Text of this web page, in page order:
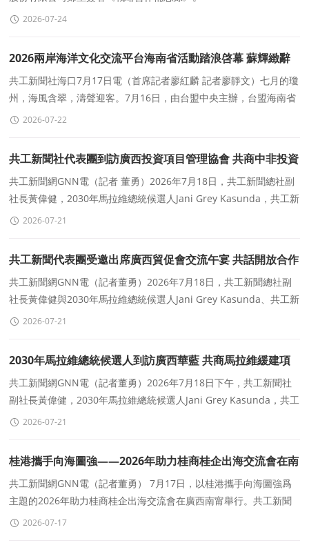
2026-07-24
2026兩岸海洋文化交流平台海南省活動踏浪啓幕 蘇輝緻辭
劉小明出席并緻辭
共工新聞社海口7月17日電（首席記者廖紅麟 記者廖靜文）七月的瓊
州，海風含翠，濤聲迎客。7月16日，由台盟中央主辦，台盟海南省
委承辦，海南省人民政府台灣事務辦公室、海南省海洋廳
2026-07-22
共工新聞社代表團到訪廣西投資項目管理協會 共商中非投資
合作新機遇
共工新聞網GNN電（記者 董勇）2026年7月18日，共工新聞總社副
社長黃偉健，2030年馬拉維總統候選人Jani Grey Kasunda，共工新
聞社國際傳播中心執行主任尹正一行到訪廣西投資項
2026-07-21
共工新聞代表團受邀出席廣西貿促會交流午宴 共話開放合作
新機遇
共工新聞網GNN電（記者董勇）2026年7月18日，共工新聞總社副
社長黃偉健與2030年馬拉維總統候選人Jani Grey Kasunda、共工新
聞社國際傳播中心執行主任尹正一行，應邀出席廣
2026-07-21
2030年馬拉維總統候選人到訪廣西華藍 共商馬拉維緩建項
目合作
共工新聞網GNN電（記者董勇）2026年7月18日下午，共工新聞社
副社長黃偉健，2030年馬拉維總統候選人Jani Grey Kasunda，共工
新聞社國際傳播中心執行主任尹正一行到訪廣西華藍
2026-07-21
桂港攜手向海圖強——2026年助力桂商桂企出海交流會在南
甯舉行
共工新聞網GNN電（記者董勇） 7月17日，以桂港攜手向海圖強爲
主題的2026年助力桂商桂企出海交流會在廣西南甯舉行。共工新聞
總社副社長、國際傳播中心主任黃偉健
2026-07-17